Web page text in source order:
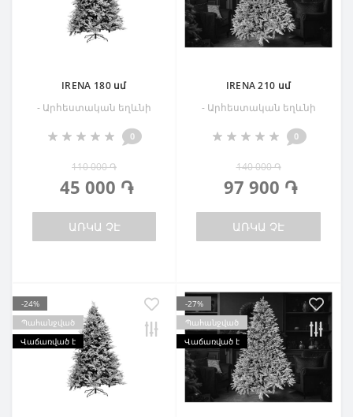
IRENA 180 սմ
- Արհեստական եղևնի
0
110 000 ֏
45 000 ֏
ԱՌԿԱ ՉԷ
IRENA 210 սմ
- Արհեստական եղևնի
0
140 000 ֏
97 900 ֏
ԱՌԿԱ ՉԷ
-24%
Պահանջված
Վաճառված է
-27%
Պահանջված
Վաճառված է